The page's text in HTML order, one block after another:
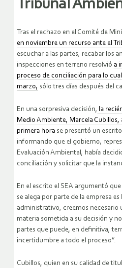
Tribunal
Tras el rechazo en el Comité de
en noviembre un recurso ante el
escuchar a las partes, recabar los
inspecciones en terreno resolvió a
proceso de conciliación para lo
marzo, sólo tres días después del
En una sorpresiva decisión, la
Medio Ambiente, Marcela Cubillos,
primera hora se presentó un
informando que el gobierno,
Evaluación Ambiental, había
conciliación y solicitar que la
En el escrito el SEA argumentó
se alega por parte de la empresa
administrativo, creemos necesario
materia sometida a su decisión y
partes que puede, en definitiva,
incertidumbre a todo el proceso”.
Cubillos, quien en su calidad de